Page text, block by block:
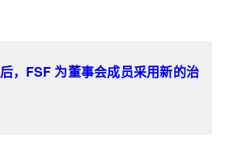
，FSF 为董事会成员采用新的治